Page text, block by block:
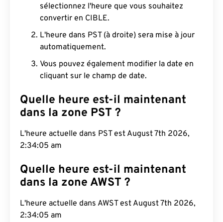
sélectionnez l'heure que vous souhaitez
convertir en CIBLE.
L'heure dans PST (à droite) sera mise à jour
automatiquement.
Vous pouvez également modifier la date en
cliquant sur le champ de date.
Quelle heure est-il maintenant
dans la zone PST ?
L'heure actuelle dans PST est August 7th 2026,
2:34:06 am
Quelle heure est-il maintenant
dans la zone AWST ?
L'heure actuelle dans AWST est August 7th 2026,
2:34:06 am